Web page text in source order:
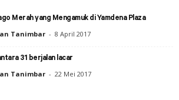
Merah yang Mengamuk di Yamdena Plaza
Tanimbar - 8 April 2017
31 berjalan lacar
Tanimbar - 22 Mei 2017